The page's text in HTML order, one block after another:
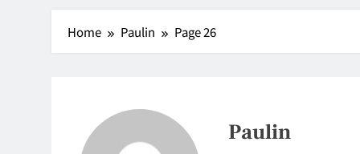
Home Paulin Page 26
Paulin